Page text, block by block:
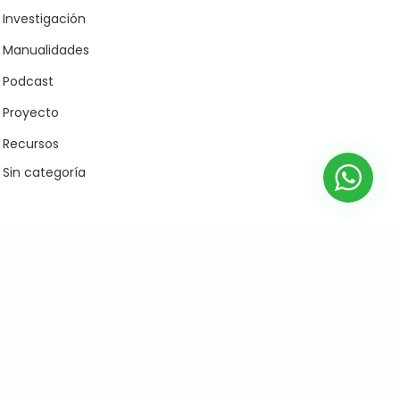
Investigación
Manualidades
Podcast
Proyecto
Recursos
Sin categoría